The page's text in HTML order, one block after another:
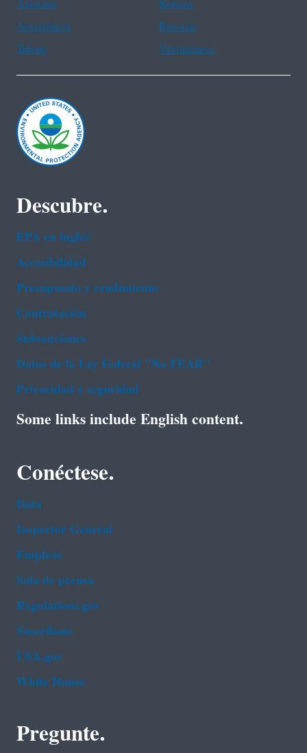
Assistência
Russian
Tulong
Vietnamese
Descubre.
EPA en ingl‌és
Accesibilidad
Presupuesto y rendimiento
Contratación
Subvenciones
Datos de la Ley Federal "No FEAR"
Privacidad y seguridad
Some links include English content.
Conéctese.
Data
Inspector General
Empleos
Sala de prensa
Regulations.gov
Suscríbase
USA.gov
White House
Pregunte.